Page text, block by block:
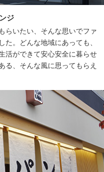
ジ
らいたい、そんな思いでファ
た。どんな地域にあっても、
活ができて安心安全に暮らせ
る、そんな風に思ってもらえ